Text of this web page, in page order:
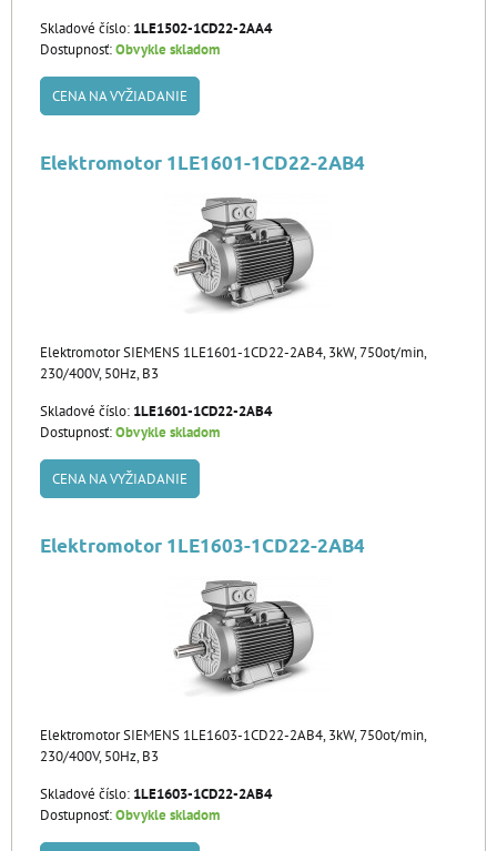
Skladové číslo: 1LE1502-1CD22-2AA4
Dostupnosť:Obvykle skladom
CENA NA VYŽIADANIE
Elektromotor 1LE1601-1CD22-2AB4
Elektromotor SIEMENS 1LE1601-1CD22-2AB4, 3kW, 750ot/min,
230/400V, 50Hz, B3
Skladové číslo: 1LE1601-1CD22-2AB4
Dostupnosť:Obvykle skladom
CENA NA VYŽIADANIE
Elektromotor 1LE1603-1CD22-2AB4
Elektromotor SIEMENS 1LE1603-1CD22-2AB4, 3kW, 750ot/min,
230/400V, 50Hz, B3
Skladové číslo: 1LE1603-1CD22-2AB4
Dostupnosť:Obvykle skladom